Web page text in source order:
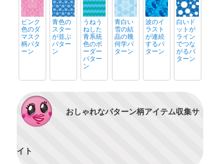
ピンク
色のダ
マスク
柄パタ
ーン
青色の
スター
が並ぶ
パター
ン
うねう
ねした
青系統
色のボ
ーダー
パター
ン
青白い
雪の結
晶の幾
何学パ
ターン
波のイ
ラスト
が連続
するパ
ターン
白いド
ットが
ライン
でつな
がるパ
ターン
おしゃれなパターン柄アイテム収集サ
イト